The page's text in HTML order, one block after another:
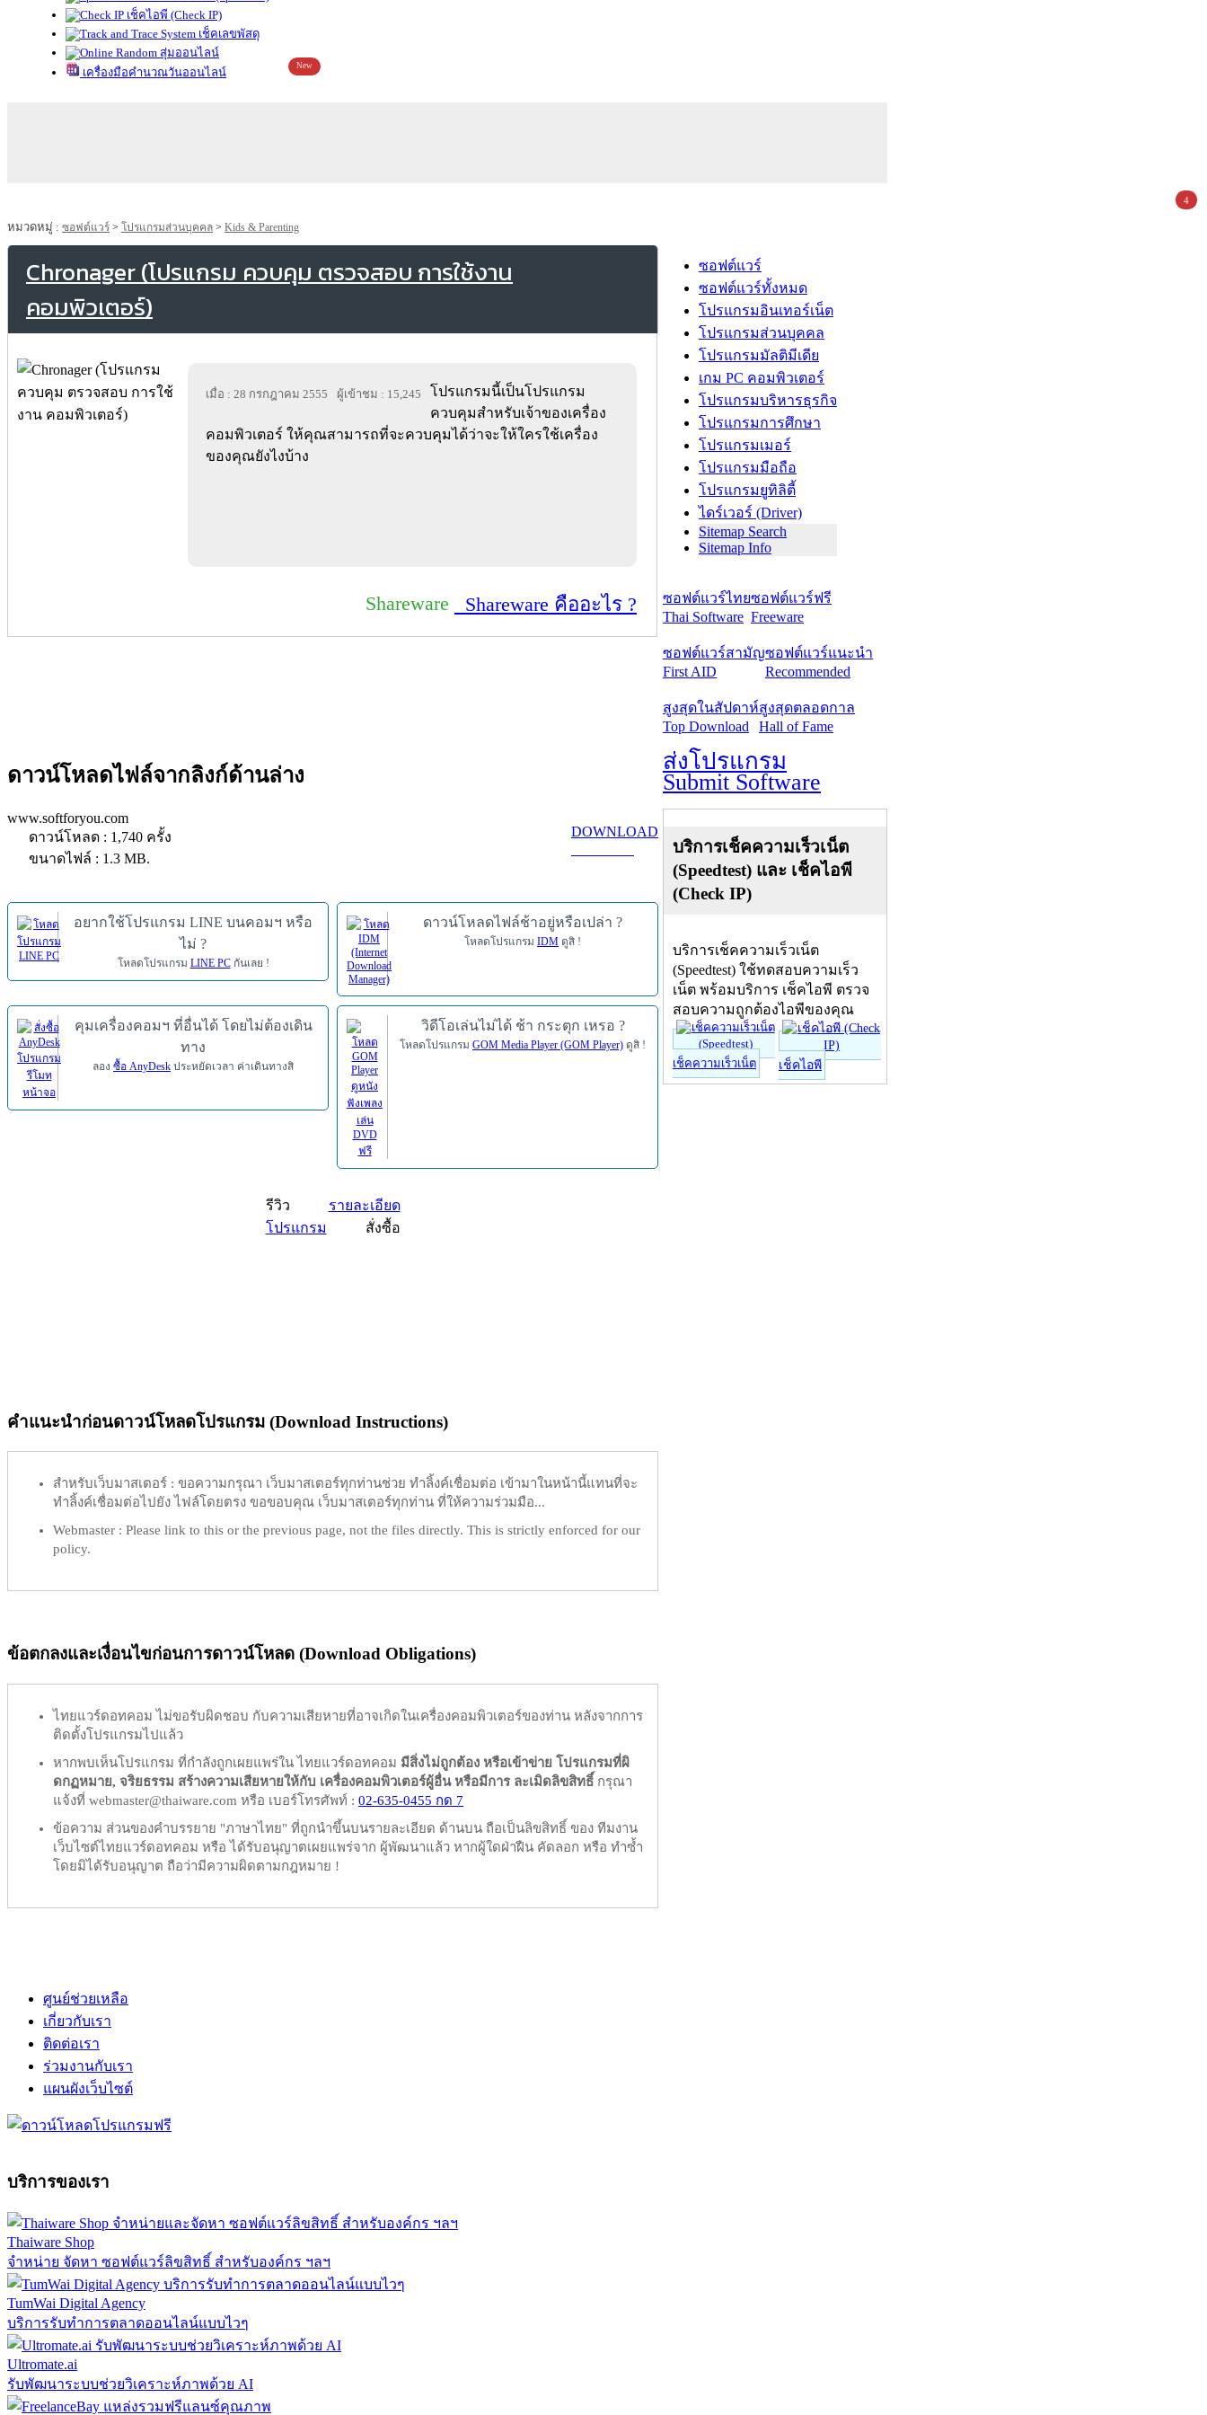
เช็คไอพี (Check IP)
เช็คเลขพัสดุ
สุ่มออนไลน์
เครื่องมือคำนวณวันออนไลน์
New
หมวดหมู่ : ซอฟต์แวร์ > โปรแกรมส่วนบุคคล > Kids & Parenting
Chronager (โปรแกรม ควบคุม ตรวจสอบ การใช้งาน
คอมพิวเตอร์)
เมื่อ : 28 กรกฎาคม 2555 ผู้เข้าชม : 15,245
โปรแกรมนี้เป็นโปรแกรม
ควบคุมสำหรับเจ้าของเครื่อง
คอมพิวเตอร์ ให้คุณสามารถที่จะควบคุมได้ว่าจะให้ใครใช้เครื่อง
ของคุณยังไงบ้าง
Shareware Shareware คืออะไร ?
ดาวน์โหลดไฟล์จากลิงก์ด้านล่าง
www.softforyou.com
ดาวน์โหลด : 1,740 ครั้ง
ขนาดไฟล์ : 1.3 MB.
DOWNLOAD
อยากใช้โปรแกรม LINE บนคอมฯ หรือ
ไม่ ?
โหลดโปรแกรม LINE PCกันเลย !
ดาวน์โหลดไฟล์ช้าอยู่หรือเปล่า ?
โหลดโปรแกรม IDM ดูสิ !
คุมเครื่องคอมฯ ที่อื่นได้ โดยไม่ต้องเดิน
ทาง
ลอง ซื้อ AnyDesk ประหยัดเวลา ค่าเดินทางสิ
วิดีโอเล่นไม่ได้ ช้า กระตุก เหรอ ?
โหลดโปรแกรม GOM Media Player (GOM Player) ดูสิ !
รีวิว
รายละเอียด
โปรแกรม
สั่งซื้อ
คำแนะนำก่อนดาวน์โหลดโปรแกรม (Download Instructions)
สำหรับเว็บมาสเตอร์ : ขอความกรุณา เว็บมาสเตอร์ทุกท่านช่วย ทำลิ้งค์เชื่อมต่อ เข้ามาในหน้านี้แทนที่จะ
ทำลิ้งค์เชื่อมต่อไปยัง ไฟล์โดยตรง ขอขอบคุณ เว็บมาสเตอร์ทุกท่าน ที่ให้ความร่วมมือ...
Webmaster : Please link to this or the previous page, not the files directly. This is strictly enforced for our
policy.
ข้อตกลงและเงื่อนไขก่อนการดาวน์โหลด (Download Obligations)
ไทยแวร์ดอทคอม ไม่ขอรับผิดชอบ กับความเสียหายที่อาจเกิดในเครื่องคอมพิวเตอร์ของท่าน หลังจากการ
ติดตั้งโปรแกรมไปแล้ว
หากพบเห็นโปรแกรม ที่กำลังถูกเผยแพร่ใน ไทยแวร์ดอทคอม มีสิ่งไม่ถูกต้อง หรือเข้าข่าย โปรแกรมที่ผิ
ดกฏหมาย, จริยธรรม สร้างความเสียหายให้กับ เครื่องคอมพิวเตอร์ผู้อื่น หรือมีการ ละเมิดลิขสิทธิ์ กรุณา
แจ้งที่ webmaster@thaiware.com หรือ เบอร์โทรศัพท์ : 02-635-0455 กด 7
ข้อความ ส่วนของคำบรรยาย "ภาษาไทย" ที่ถูกนำขึ้นบนรายละเอียด ด้านบน ถือเป็นลิขสิทธิ์ ของ ทีมงาน
เว็บไซต์ไทยแวร์ดอทคอม หรือ ได้รับอนุญาตเผยแพร่จาก ผู้พัฒนาแล้ว หากผู้ใดฝ่าฝืน คัดลอก หรือ ทำซ้ำ
โดยมิได้รับอนุญาต ถือว่ามีความผิดตามกฎหมาย !
ซอฟต์แวร์
ซอฟต์แวร์ทั้งหมด
โปรแกรมอินเทอร์เน็ต
โปรแกรมส่วนบุคคล
โปรแกรมมัลติมีเดีย
เกม PC คอมพิวเตอร์
โปรแกรมบริหารธุรกิจ
โปรแกรมการศึกษา
โปรแกรมเมอร์
โปรแกรมมือถือ
โปรแกรมยูทิลิตี้
ไดร์เวอร์ (Driver)
Sitemap Search
Sitemap Info
ซอฟต์แวร์ไทย
Thai Software
ซอฟต์แวร์ฟรี
Freeware
ซอฟต์แวร์สามัญ
First AID
ซอฟต์แวร์แนะนำ
Recommended
สูงสุดในสัปดาห์
Top Download
สูงสุดตลอดกาล
Hall of Fame
ส่งโปรแกรม
Submit Software
บริการเช็คความเร็วเน็ต
(Speedtest) และ เช็คไอพี
(Check IP)
บริการเช็คความเร็วเน็ต
(Speedtest) ใช้ทดสอบความเร็ว
เน็ต พร้อมบริการ เช็คไอพี ตรวจ
สอบความถูกต้องไอพีของคุณ
เช็คความเร็วเน็ต เช็คไอพี
ศูนย์ช่วยเหลือ
เกี่ยวกับเรา
ติดต่อเรา
ร่วมงานกับเรา
4
แผนผังเว็บไซต์
บริการของเรา
Thaiware Shop
จำหน่าย จัดหา ซอฟต์แวร์ลิขสิทธิ์ สำหรับองค์กร ฯลฯ
TumWai Digital Agency
บริการรับทำการตลาดออนไลน์แบบไวๆ
Ultromate.ai
รับพัฒนาระบบช่วยวิเคราะห์ภาพด้วย AI